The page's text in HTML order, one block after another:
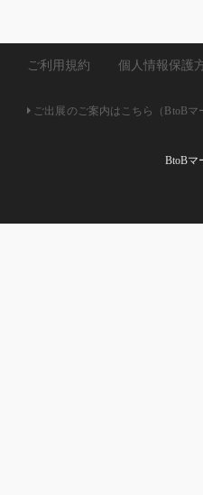
ご利用規約 個人情報保護
ご出展のご案内はこちら（BtoB
BtoBマ